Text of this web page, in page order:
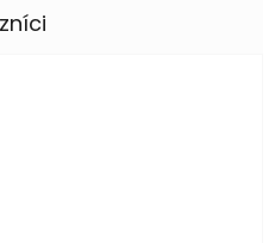
5 hvězdiček.
5 hvězdiček.